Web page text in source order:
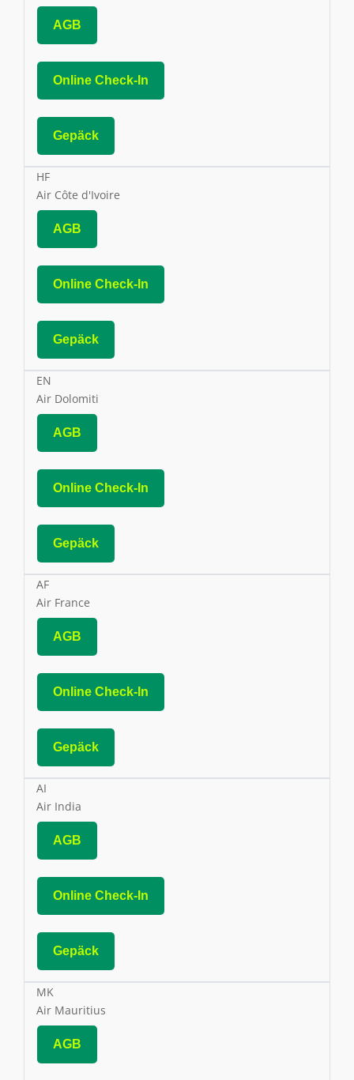
AGB
Online Check-In
Gepäck
HF
Air Côte d'Ivoire
AGB
Online Check-In
Gepäck
EN
Air Dolomiti
AGB
Online Check-In
Gepäck
AF
Air France
AGB
Online Check-In
Gepäck
AI
Air India
AGB
Online Check-In
Gepäck
MK
Air Mauritius
AGB